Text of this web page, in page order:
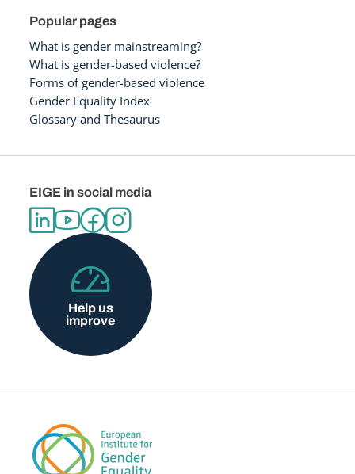
Popular pages
What is gender mainstreaming?
What is gender-based violence?
Forms of gender-based violence
Gender Equality Index
Glossary and Thesaurus
EIGE in social media
Help us
improve